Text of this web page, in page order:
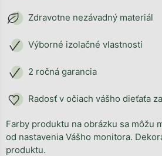
Zdravotne nezávadný materiál
Výborné izolačné vlastnosti
2 ročná garancia
Radosť v očiach vášho dieťaťa
Farby produktu na obrázku sa môžu
od nastavenia Vášho monitora.
produktu.